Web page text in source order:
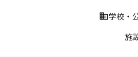
business学校・
施